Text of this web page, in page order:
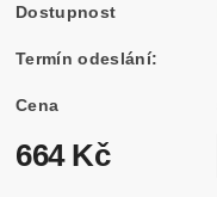
Dostupnost
Termín odeslání:
Cena
664 Kč